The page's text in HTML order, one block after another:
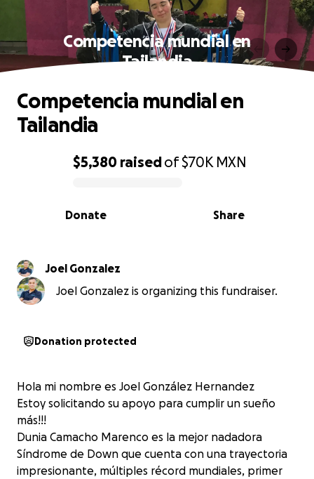
Competencia mundial en
Tailandia
0% complete
$5,380 raisedof$70K MXN
Share
Donate
Competencia mundial en
Tailandia
Joel Gonzalez
Joel Gonzalez is organizing this fundraiser.
Donation protected
Hola mi nombre es Joel González Hernandez
Estoy solicitando su apoyo para cumplir un sueño
más!!!
Dunia Camacho Marenco es la mejor nadadora
Síndrome de Down que cuenta con una trayectoria
impresionante, múltiples récord mundiales, primer